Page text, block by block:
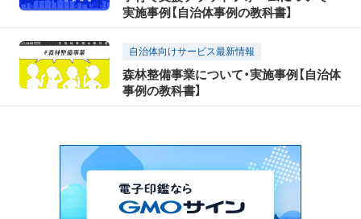
実施事例【自治体事例の教科書】
自治体向けサービス最新情報
森林整備事業について・実施事例【自治体
事例の教科書】